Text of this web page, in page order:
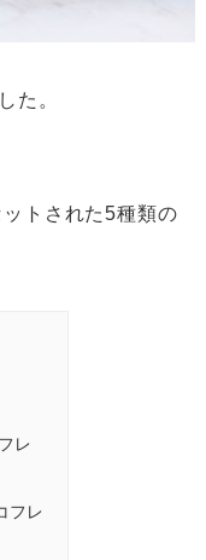
。
トされた5種類の
レ
フレ